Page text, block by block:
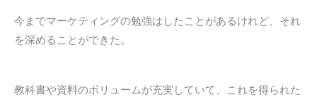
今までマーケティングの勉強はしたことがあるけれど、それ
を深めることができた。
教科書や資料のボリュームが充実していて、これを得られた